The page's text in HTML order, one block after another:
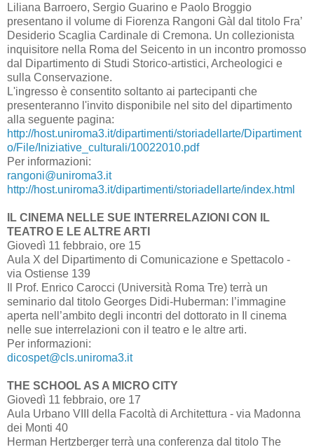
Liliana Barroero, Sergio Guarino e Paolo Broggio
presentano il volume di Fiorenza Rangoni Gàl dal titolo Fra’
Desiderio Scaglia Cardinale di Cremona. Un collezionista
inquisitore nella Roma del Seicento in un incontro promosso
dal Dipartimento di Studi Storico-artistici, Archeologici e
sulla Conservazione.
L'ingresso è consentito soltanto ai partecipanti che
presenteranno l'invito disponibile nel sito del dipartimento
alla seguente pagina:
http://host.uniroma3.it/dipartimenti/storiadellarte/Dipartiment
o/File/Iniziative_culturali/10022010.pdf
Per informazioni:
rangoni@uniroma3.it
http://host.uniroma3.it/dipartimenti/storiadellarte/index.html
IL CINEMA NELLE SUE INTERRELAZIONI CON IL
TEATRO E LE ALTRE ARTI
Giovedì 11 febbraio, ore 15
Aula X del Dipartimento di Comunicazione e Spettacolo -
via Ostiense 139
Il Prof. Enrico Carocci (Università Roma Tre) terrà un
seminario dal titolo Georges Didi-Huberman: l’immagine
aperta nell’ambito degli incontri del dottorato in Il cinema
nelle sue interrelazioni con il teatro e le altre arti.
Per informazioni:
dicospet@cls.uniroma3.it
THE SCHOOL AS A MICRO CITY
Giovedì 11 febbraio, ore 17
Aula Urbano VIII della Facoltà di Architettura - via Madonna
dei Monti 40
Herman Hertzberger terrà una conferenza dal titolo The